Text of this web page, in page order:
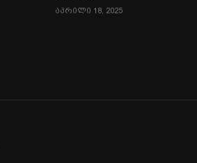
აპრილი 18, 2025